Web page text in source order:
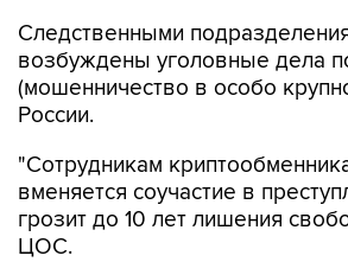
Следственными
возбуждены уголовные дела
(мошенничество в особо
России.
"Сотрудникам
вменяется соучастие в
грозит до 10 лет лишения
ЦОС.